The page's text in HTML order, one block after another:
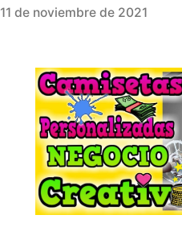
11 de noviembre de 2021